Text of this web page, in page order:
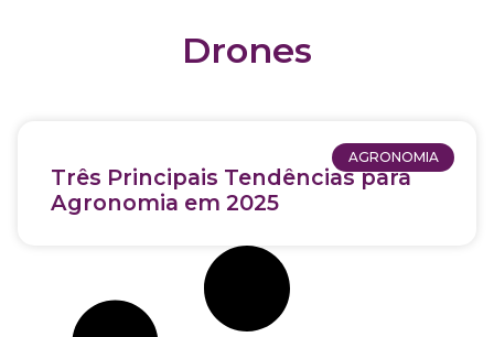
Drones
AGRONOMIA
Três Principais Tendências para
Agronomia em 2025